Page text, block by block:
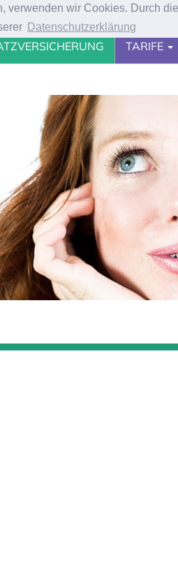
wir Cookies. Durch
Datenschutzerklärung
individuelle Beratung und
TARIFE